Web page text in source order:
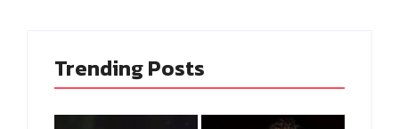
Trending Posts